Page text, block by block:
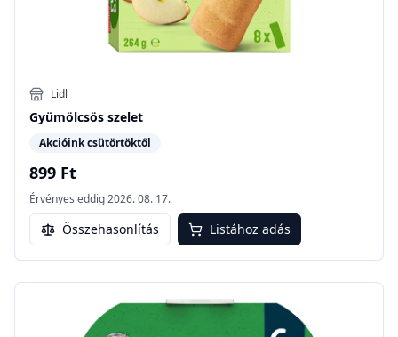
Lidl
Gyümölcsös szelet
Akcióink csütörtöktől
899 Ft
Érvényes eddig2026. 08. 17.
Összehasonlítás Listához adás